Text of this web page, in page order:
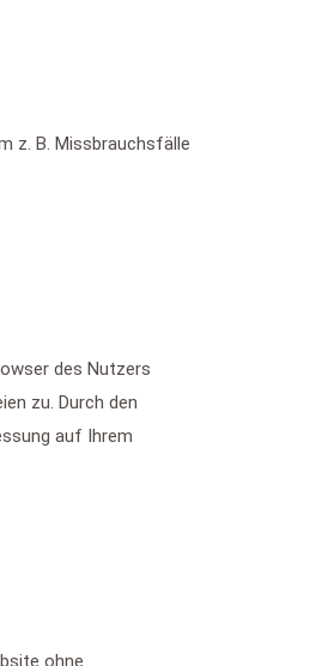
z. B. Missbrauchsfälle
des Nutzers
zu. Durch den
auf Ihrem
ohne